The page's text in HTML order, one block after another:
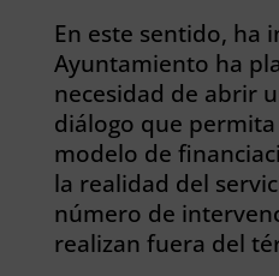
En este sentido, ha
Ayuntamiento ha
necesidad de abrir
diálogo que
modelo de
la realidad del
número de
realizan fuera del